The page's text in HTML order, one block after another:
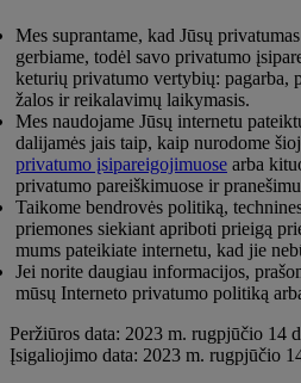
Mes suprantame, kad Jūsų
gerbiame, todėl savo privatumo
keturių privatumo vertybių: pagarba,
žalos ir reikalavimų laikymasis.
Mes naudojame Jūsų internetu
dalijamės jais taip, kaip nurodome
privatumo įsipareigojimuose arba
privatumo pareiškimuose ir
Taikome bendrovės politiką,
priemones siekiant apriboti prieigą
mums pateikiate internetu, kad jie
Jei norite daugiau informacijos,
mūsų Interneto privatumo politiką
Peržiūros data: 2023 m. rugpjūčio 14
Įsigaliojimo data: 2023 m. rugpjūčio